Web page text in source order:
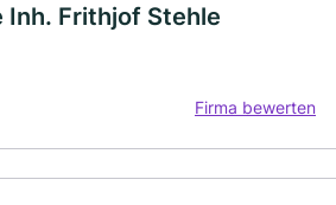
Inh. Frithjof Stehle
Firma bewerten